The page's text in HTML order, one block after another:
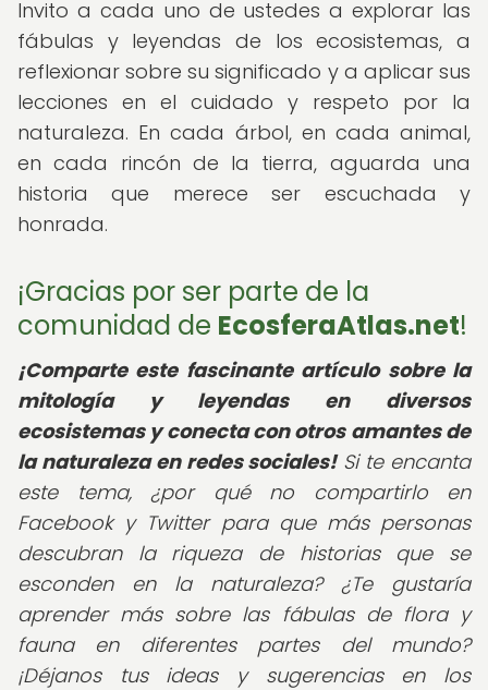
Invito a cada uno de ustedes a explorar las
fábulas y leyendas de los ecosistemas, a
reflexionar sobre su significado y a aplicar sus
lecciones en el cuidado y respeto por la
naturaleza. En cada árbol, en cada animal,
en cada rincón de la tierra, aguarda una
historia que merece ser escuchada y
honrada.
¡Gracias por ser parte de la
comunidad de EcosferaAtlas.net!
¡Comparte este fascinante artículo sobre la
mitología y leyendas en diversos
ecosistemas y conecta con otros amantes de
la naturaleza en redes sociales!Si te encanta
este tema, ¿por qué no compartirlo en
Facebook y Twitter para que más personas
descubran la riqueza de historias que se
esconden en la naturaleza? ¿Te gustaría
aprender más sobre las fábulas de flora y
fauna en diferentes partes del mundo?
¡Déjanos tus ideas y sugerencias en los